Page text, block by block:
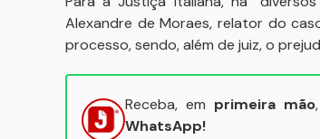
Alexandre de Moraes, relator do
processo, sendo, além de juiz, o
Receba, em primeira mão
WhatsApp!